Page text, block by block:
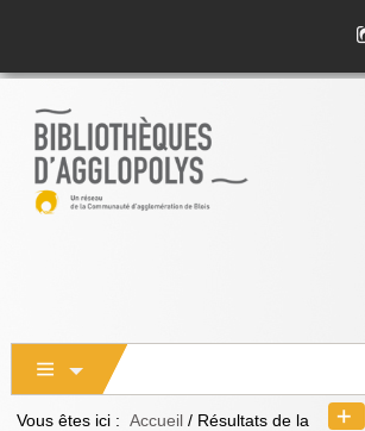
Vous êtes ici : Accueil / Résultats de la